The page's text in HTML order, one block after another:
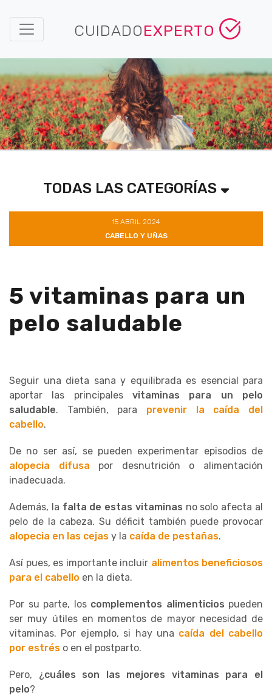
CUIDADOEXPERTO
TODAS LAS CATEGORÍAS
15 ABRIL 2024
CABELLO Y UÑAS
5 vitaminas para un
pelo saludable
Seguir una dieta sana y equilibrada es esencial para
aportar las principales vitaminas para un pelo
saludable. También, para prevenir la caída del
cabello.
De no ser así, se pueden experimentar episodios de
alopecia difusa por desnutrición o alimentación
inadecuada.
Además, la falta de estas vitaminas no solo afecta al
pelo de la cabeza. Su déficit también puede provocar
alopecia en las cejas y la caída de pestañas.
Así pues, es importante incluir alimentos beneficiosos
para el cabello en la dieta.
Por su parte, los complementos alimenticios pueden
ser muy útiles en momentos de mayor necesidad de
vitaminas. Por ejemplo, si hay una caída del cabello
por estrés o en el postparto.
Pero, ¿ cuáles son las mejores vitaminas para el
pelo?